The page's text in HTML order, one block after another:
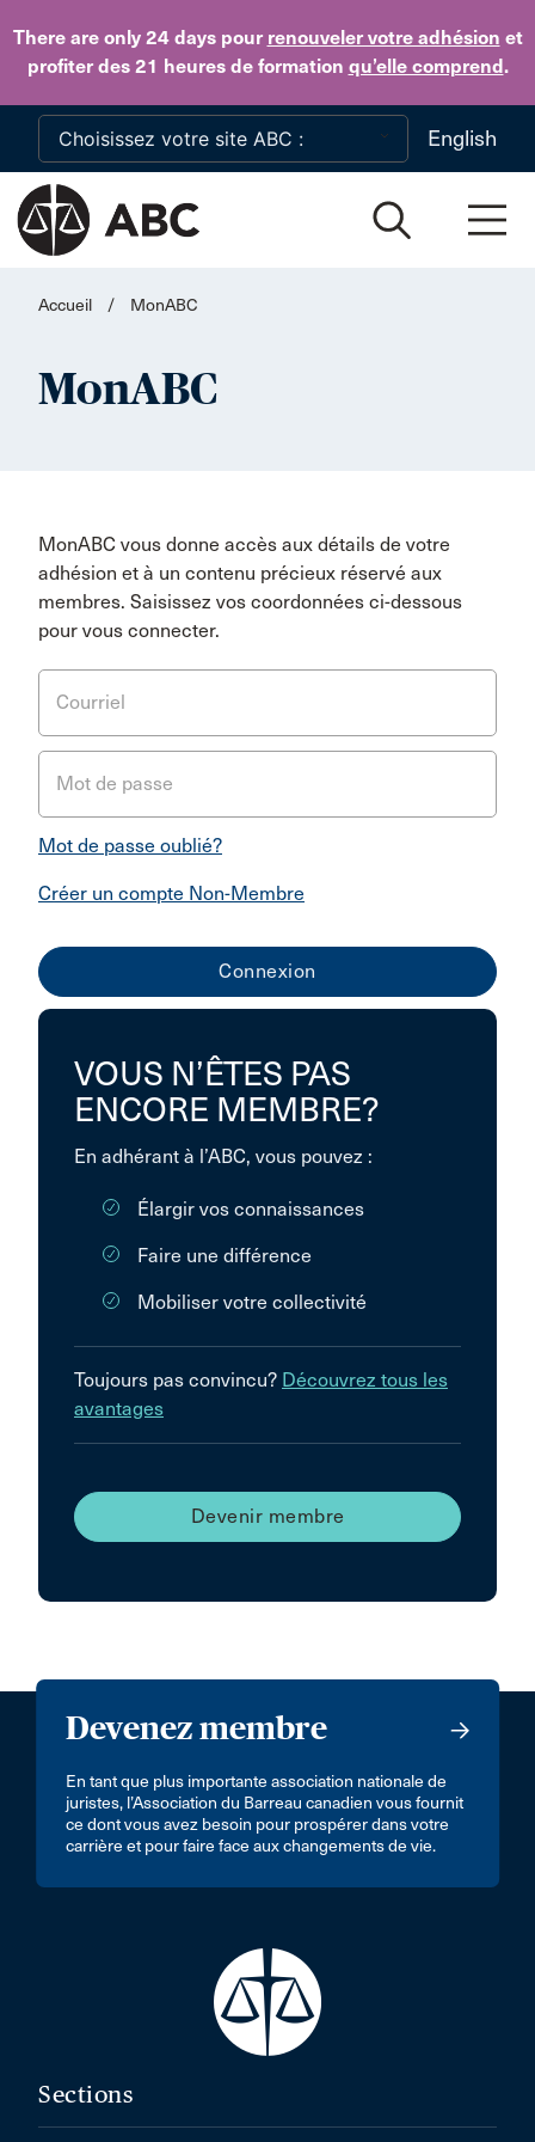
There are only 24 dayspour renouveler votre adhésion et
profiter des 21 heures de formation qu’elle comprend.
Skip to main content
English
Accueil / MonABC
MonABC
MonABC vous donne accès aux détails de votre
adhésion et à un contenu précieux réservé aux
membres. Saisissez vos coordonnées ci-dessous
pour vous connecter.
Courriel
Mot de passe
Mot de passe oublié?
Créer un compte Non-Membre
VOUS N’ÊTES PAS
ENCORE MEMBRE?
En adhérant à l’ABC, vous pouvez :
Élargir vos connaissances
Faire une différence
Mobiliser votre collectivité
Toujours pas convincu? Découvrez tous les
avantages
Devenir membre
Devenez membre
En tant que plus importante association nationale de
juristes, l’Association du Barreau canadien vous fournit
ce dont vous avez besoin pour prospérer dans votre
carrière et pour faire face aux changements de vie.
Sections